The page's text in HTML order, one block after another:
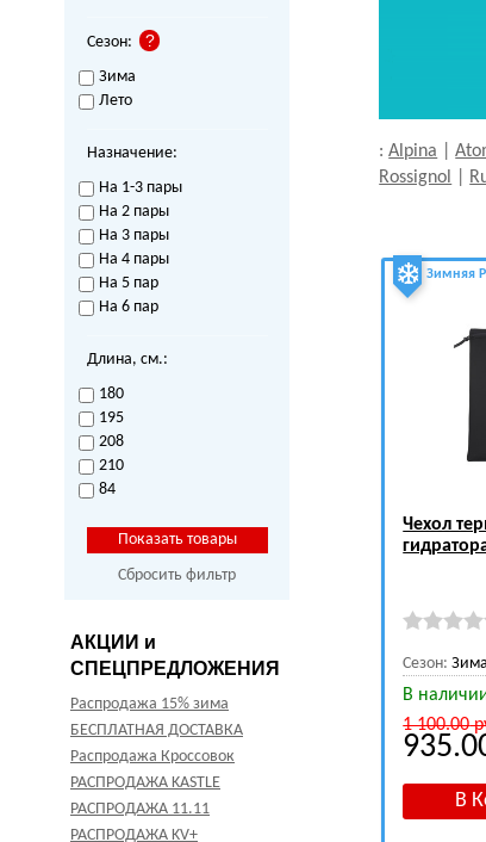
Сезон:
Зима
Лето
Назначение:
На 1-3 пары
На 2 пары
На 3 пары
На 4 пары
На 5 пар
На 6 пар
Длина, см.:
180
195
208
210
84
Сбросить фильтр
АКЦИИ и
СПЕЦПРЕДЛОЖЕНИЯ
Распродажа 15% зима
БЕСПЛАТНАЯ ДОСТАВКА
Распродажа Кроссовок
РАСПРОДАЖА KASTLE
РАСПРОДАЖА 11.11
РАСПРОДАЖА KV+
:Alpina |
Rossignol
Зимняя
Чехол
Сезон: Зима
В
1 100.00